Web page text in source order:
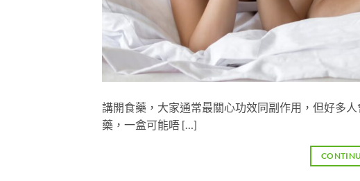
講開食藥，大家通常最關心功效同副作用，但好多
藥，一盒可能唔 […]